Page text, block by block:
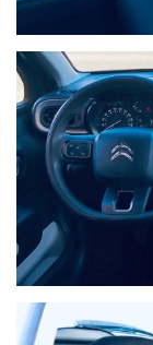
NON
Compila il